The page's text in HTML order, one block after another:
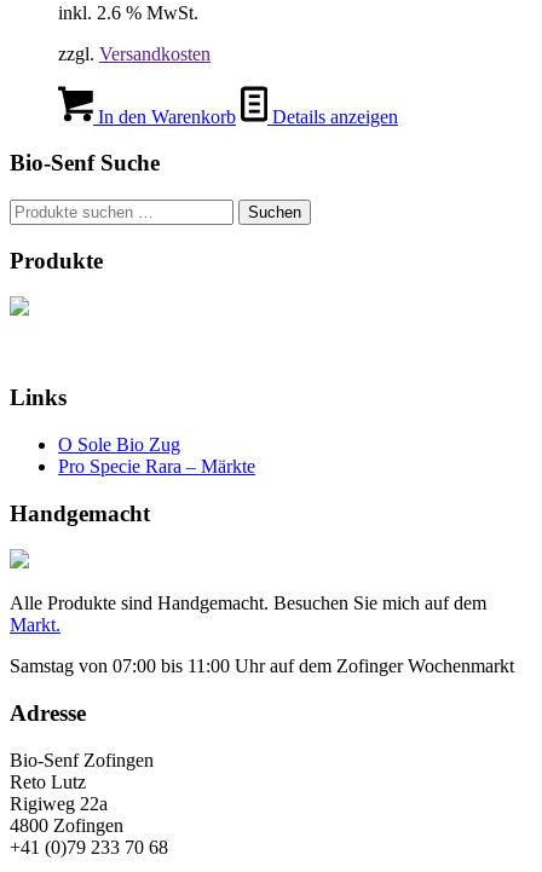
inkl. 2.6 % MwSt.
zzgl. Versandkosten
In den Warenkorb Details anzeigen
Bio-Senf Suche
Suchen
nach:
Suchen
Produkte
Links
O Sole Bio Zug
Pro Specie Rara – Märkte
Handgemacht
Alle Produkte sind Handgemacht. Besuchen Sie mich auf dem
Markt.
Samstag von 07:00 bis 11:00 Uhr auf dem Zofinger Wochenmarkt
Adresse
Bio-Senf Zofingen
Reto Lutz
Rigiweg 22a
4800 Zofingen
+41 (0)79 233 70 68